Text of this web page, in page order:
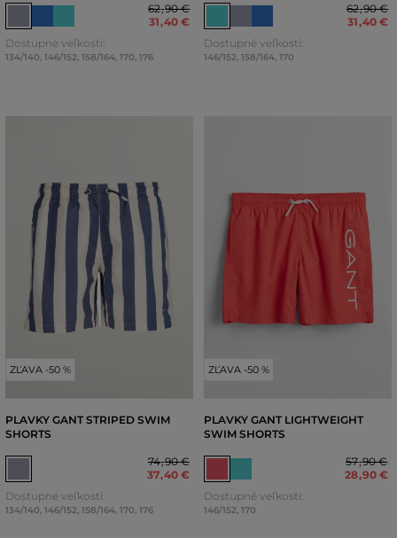
62,90 €
31,40 €
Dostupné veľkosti:
134/140, 146/152, 158/164, 170, 176
62,90 €
31,40 €
Dostupné veľkosti:
146/152, 158/164, 170
ZĽAVA -50 %
PLAVKY GANT STRIPED SWIM
SHORTS
74,90 €
37,40 €
Dostupné veľkosti:
134/140, 146/152, 158/164, 170, 176
ZĽAVA -50 %
PLAVKY GANT LIGHTWEIGHT
SWIM SHORTS
57,90 €
28,90 €
Dostupné veľkosti:
146/152, 170